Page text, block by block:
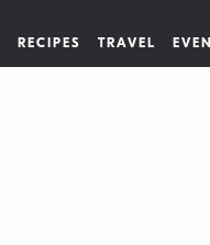
RECIPES TRAVEL